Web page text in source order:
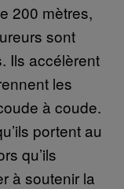
200 mètres,
sont
Ils accélèrent
les
à coude.
portent au
qu’ils
à soutenir la